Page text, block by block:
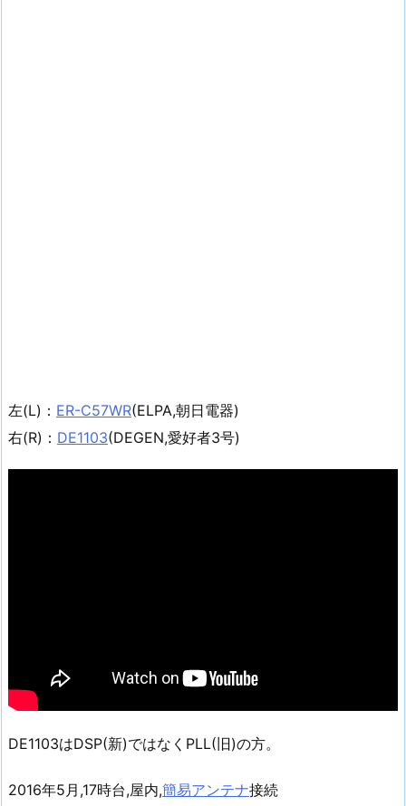
左(L)： ER-C57WR(ELPA,朝日電器)
右(R)： DE1103(DEGEN,愛好者3号)
DE1103はDSP(新)ではなくPLL(旧)の方。
2016年5月,17時台,屋内,簡易アンテナ接続